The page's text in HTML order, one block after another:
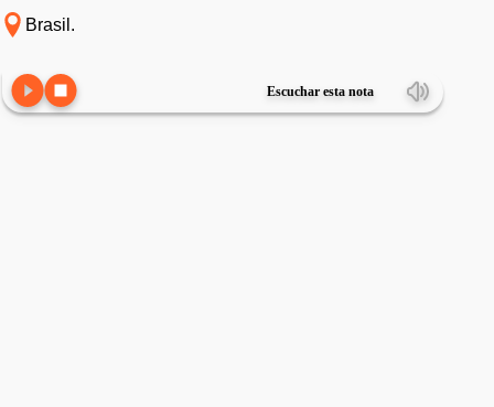
Brasil.
Escuchar esta nota